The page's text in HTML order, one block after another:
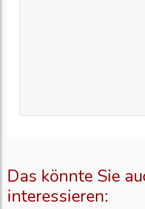
Das könnte Sie
interessieren: